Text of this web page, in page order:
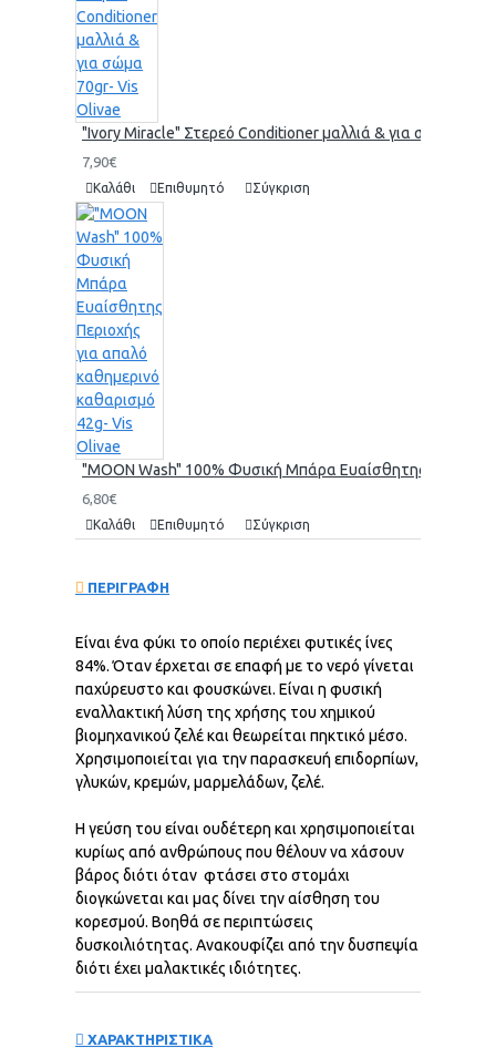
"Ivory Miracle" Στερεό Conditioner μαλλιά & για σώμα
7,90€
Καλάθι Επιθυμητό Σύγκριση
"MOON Wash" 100% Φυσική Μπάρα Ευαίσθητης
6,80€
Καλάθι Επιθυμητό Σύγκριση
ΠΕΡΙΓΡΑΦΗ
Είναι ένα φύκι το οποίο περιέχει φυτικές ίνες
84%. Όταν έρχεται σε επαφή με το νερό γίνεται
παχύρευστο και φουσκώνει. Eίναι η φυσική
εναλλακτική λύση της χρήσης του χημικού
βιομηχανικού ζελέ και θεωρείται πηκτικό μέσο.
Χρησιμοποιείται για την παρασκευή επιδορπίων,
γλυκών, κρεμών, μαρμελάδων, ζελέ.
Η γεύση του είναι ουδέτερη και χρησιμοποιείται
κυρίως από ανθρώπους που θέλουν να χάσουν
βάρος διότι όταν φτάσει στο στομάχι
διογκώνεται και μας δίνει την αίσθηση του
κορεσμού. Βοηθά σε περιπτώσεις
δυσκοιλιότητας. Ανακουφίζει από την δυσπεψία
διότι έχει μαλακτικές ιδιότητες.
ΧΑΡΑΚΤΗΡΙΣΤΙΚΑ